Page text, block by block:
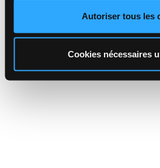
Autoriser tous les
Cookies nécessaires